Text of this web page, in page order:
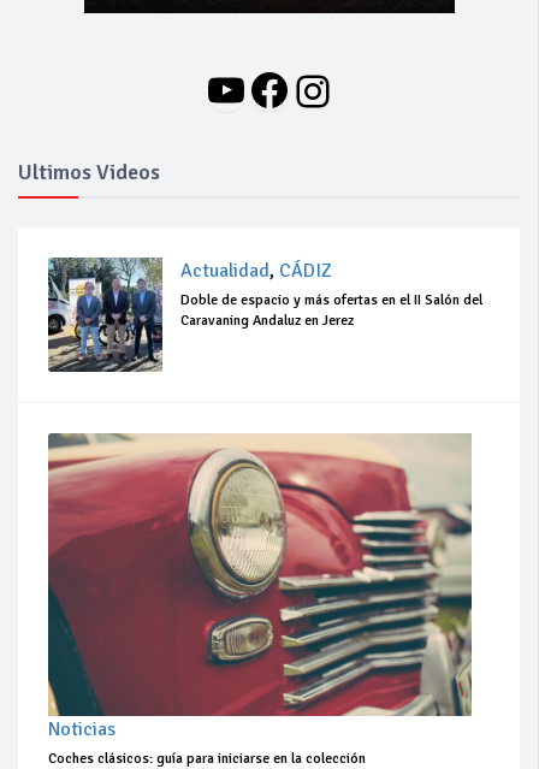
YouTube
Facebook
Instagram
Ultimos Videos
Actualidad, CÁDIZ
Doble de espacio y más ofertas en el II Salón del
Caravaning Andaluz en Jerez
Noticias
Coches clásicos: guía para iniciarse en la colección